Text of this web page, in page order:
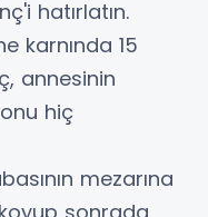
hatırlatın.
karnında 15
annesinin
hiç
mezarına